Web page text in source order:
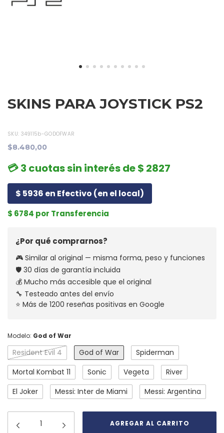
SKINS PARA JOYSTICK PS2
SKU: 349115b-GODOFWAR
$8.480,00
💳 3 cuotas sin interés de $ 2827
$ 5936 en Efectivo (en el local)
$ 6784 por Transferencia
¿Por qué comprarnos?
🎮 Similar al original — misma forma, peso y funciones
🛡️ 30 días de garantía incluida
💰 Mucho más accesible que el original
🔧 Testeado antes del envío
⭐ Más de 1200 reseñas positivas en Google
Modelo: God of War
Resident Evil 4 God of War
Spiderman
Mortal Kombat 11
Sonic Vegeta
River
El Joker
Messi: Inter de Miami Messi: Argentina